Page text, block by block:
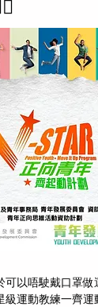
可以唔駛戴口罩做
級運動教練一齊運